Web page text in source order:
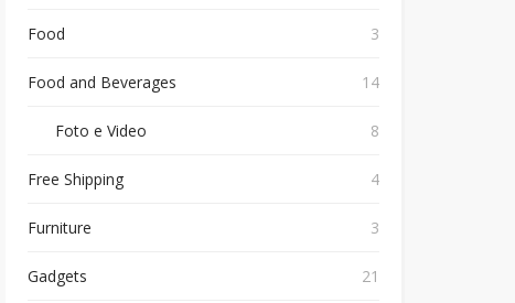
Food 3
Food and Beverages 14
Foto e Video 8
Free Shipping 4
Furniture 3
Gadgets 21